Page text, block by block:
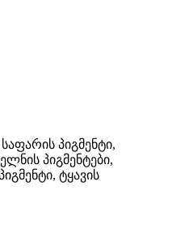
პიგმენტი,
პიგმენტები,
ტყავის